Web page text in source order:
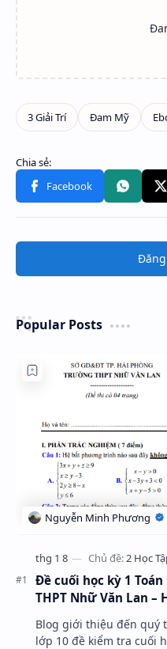
Popular Posts
Đề cuối học kỳ 1
THPT Nhữ Văn Lan –
Blog giới thiệu đến quý
lớp 10 đề kiểm tra cuối